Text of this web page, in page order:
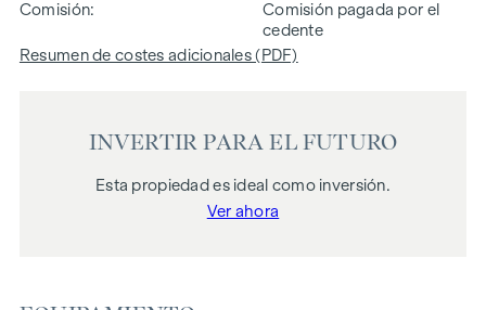
Comisión
Comisión pagada por el
cedente
Resumen de costes adicionales (PDF)
INVERTIR PARA EL FUTURO
Esta propiedad es ideal como inversión.
Ver ahora